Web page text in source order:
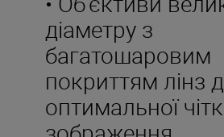
діаметру з
багатошаровим
покриттям лінз
оптимальної